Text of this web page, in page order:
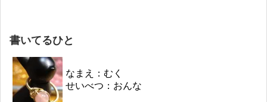
書いてるひと
なまえ：むく
せいべつ：おんな